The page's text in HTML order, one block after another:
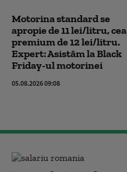
Motorina standard se
apropie de 11 lei/litru, cea
premium de 12 lei/litru.
Expert: Asistăm la Black
Friday-ul motorinei
05.08.2026 09:08